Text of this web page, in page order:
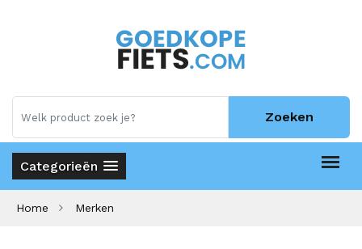
Zoeken
Categorieën
Home Merken